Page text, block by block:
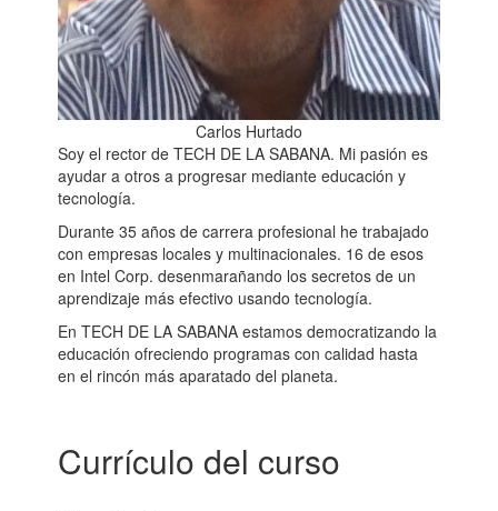
Carlos Hurtado
Soy el rector de TECH DE LA SABANA. Mi pasión es
ayudar a otros a progresar mediante educación y
tecnología.
Durante 35 años de carrera profesional he trabajado
con empresas locales y multinacionales. 16 de esos
en Intel Corp. desenmarañando los secretos de un
aprendizaje más efectivo usando tecnología.
En TECH DE LA SABANA estamos democratizando la
educación ofreciendo programas con calidad hasta
en el rincón más aparatado del planeta.
Currículo del curso